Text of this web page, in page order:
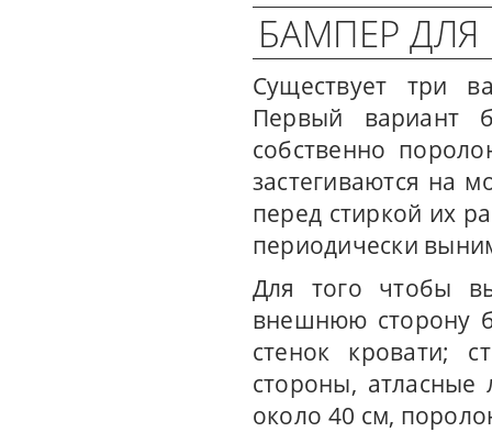
БАМПЕР ДЛЯ
Существует три
Первый вариант
собственно
застегиваются на
перед стиркой их
периодически
Для того чтобы
внешнюю сторону
стенок кровати;
стороны,
около 40 см,